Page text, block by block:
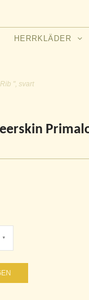
HERRKLÄDER
", svart